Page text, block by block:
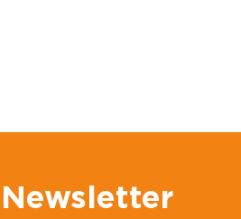
Newsletter